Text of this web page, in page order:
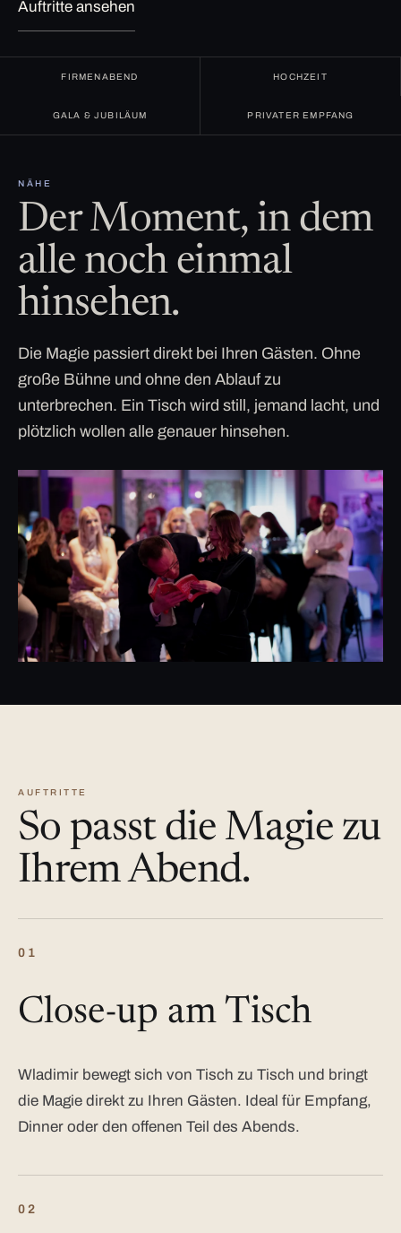
Auftritte ansehen
FIRMENABEND HOCHZEIT
GALA & JUBILÄUM PRIVATER EMPFANG
NÄHE
Der Moment, in dem
alle noch einmal
hinsehen.
Die Magie passiert direkt bei Ihren Gästen. Ohne
große Bühne und ohne den Ablauf zu
unterbrechen. Ein Tisch wird still, jemand lacht, und
plötzlich wollen alle genauer hinsehen.
AUFTRITTE
So passt die Magie zu
Ihrem Abend.
01
Close-up am Tisch
Wladimir bewegt sich von Tisch zu Tisch und bringt
die Magie direkt zu Ihren Gästen. Ideal für Empfang,
Dinner oder den offenen Teil des Abends.
02